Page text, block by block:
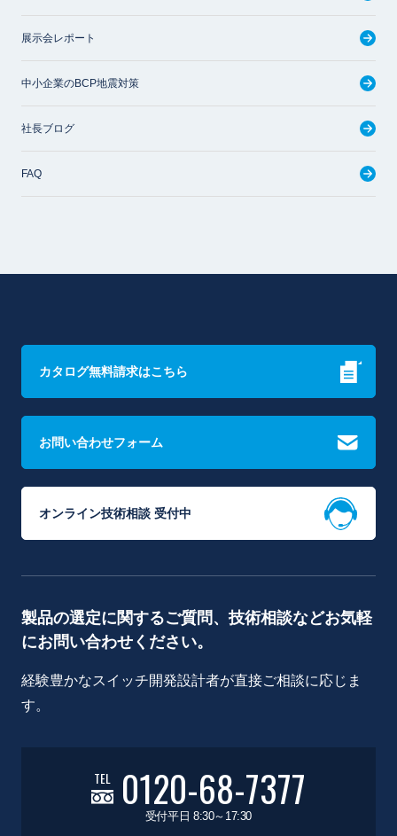
展示会レポート
中小企業のBCP地震対策
社長ブログ
FAQ
カタログ無料請求はこちら
お問い合わせフォーム
オンライン技術相談 受付中
製品の選定に関するご質問、技術相談などお気軽
にお問い合わせください。
経験豊かなスイッチ開発設計者が直接ご相談に応じま
す。
TEL 0120-68-7377
受付平日 8:30～17:30